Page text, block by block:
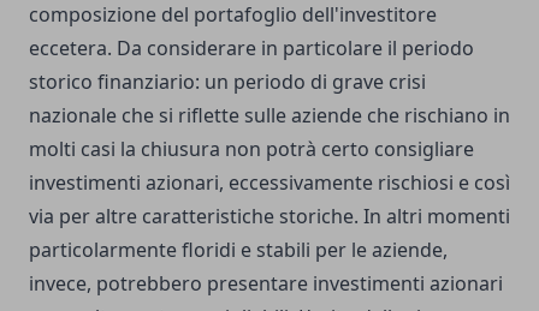
composizione del portafoglio dell'investitore
eccetera. Da considerare in particolare il periodo
storico finanziario: un periodo di grave crisi
nazionale che si riflette sulle aziende che rischiano in
molti casi la chiusura non potrà certo consigliare
investimenti azionari, eccessivamente rischiosi e così
via per altre caratteristiche storiche. In altri momenti
particolarmente floridi e stabili per le aziende,
invece, potrebbero presentare investimenti azionari